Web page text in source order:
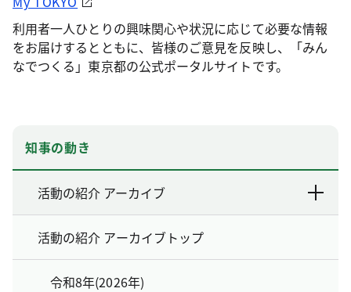
利用者一人ひとりの興味関心や状況に応じて必要な情報
をお届けするとともに、皆様のご意見を反映し、「みん
なでつくる」東京都の公式ポータルサイトです。
知事の動き
活動の紹介 アーカイブ
活動の紹介 アーカイブトップ
令和8年(2026年)